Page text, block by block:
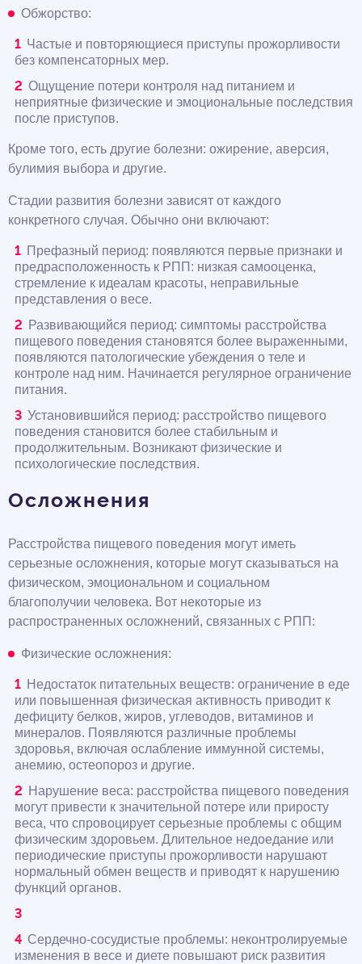
Обжорство:
Частые и повторяющиеся приступы прожорливости
без компенсаторных мер.
Ощущение потери контроля над питанием и
неприятные физические и эмоциональные последствия
после приступов.
Кроме того, есть другие болезни: ожирение, аверсия,
булимия выбора и другие.
Стадии развития болезни зависят от каждого
конкретного случая. Обычно они включают:
Префазный период: появляются первые признаки и
предрасположенность к РПП: низкая самооценка,
стремление к идеалам красоты, неправильные
представления о весе.
Развивающийся период: симптомы расстройства
пищевого поведения становятся более выраженными,
появляются патологические убеждения о теле и
контроле над ним. Начинается регулярное ограничение
питания.
Установившийся период: расстройство пищевого
поведения становится более стабильным и
продолжительным. Возникают физические и
психологические последствия.
Осложнения
Расстройства пищевого поведения могут иметь
серьезные осложнения, которые могут сказываться на
физическом, эмоциональном и социальном
благополучии человека. Вот некоторые из
распространенных осложнений, связанных с РПП:
Физические осложнения:
Недостаток питательных веществ: ограничение в еде
или повышенная физическая активность приводит к
дефициту белков, жиров, углеводов, витаминов и
минералов. Появляются различные проблемы
здоровья, включая ослабление иммунной системы,
анемию, остеопороз и другие.
Нарушение веса: расстройства пищевого поведения
могут привести к значительной потере или приросту
веса, что спровоцирует серьезные проблемы с общим
физическим здоровьем. Длительное недоедание или
периодические приступы прожорливости нарушают
нормальный обмен веществ и приводят к нарушению
функций органов.
Сердечно-сосудистые проблемы: неконтролируемые
изменения в весе и диете повышают риск развития